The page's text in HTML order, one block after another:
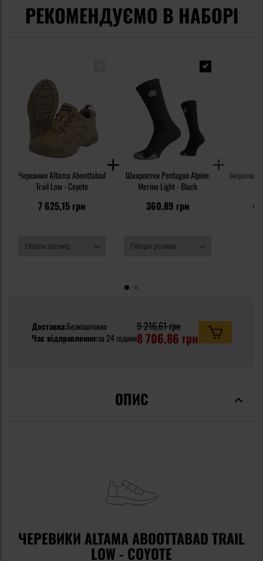
РЕКОМЕНДУЄМО В НАБОРІ
Черевики Altama Aboottabad
Trail Low - Coyote
7 625,15 грн
Шкарпетки Pentagon Alpine
Merino Light - Black
360,89 грн
Доставка:Безкоштовно
Час відправлення:за 24 години
9 216,61 грн
8 706,86 грн
ОПИС
ЧЕРЕВИКИ ALTAMA ABOOTTABAD TRAIL
LOW - COYOTE